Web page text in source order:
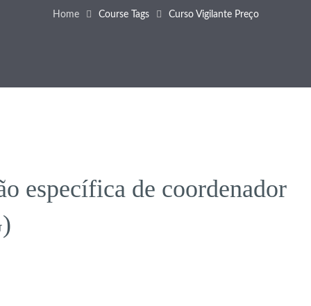
Home Course Tags Curso Vigilante Preço
específica de coordenador